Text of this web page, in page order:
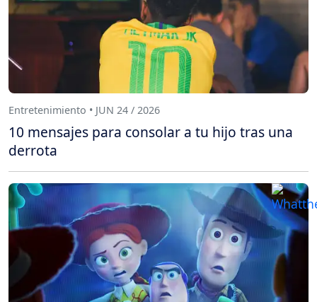
Entretenimiento • JUN 24 / 2026
10 mensajes para consolar a tu hijo tras una
derrota